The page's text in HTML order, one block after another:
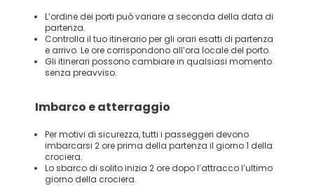
L’ordine dei porti può variare a seconda della data di
partenza.
Controlla il tuo itinerario per gli orari esatti di partenza
e arrivo. Le ore corrispondono all’ora locale del porto.
Gli itinerari possono cambiare in qualsiasi momento
senza preavviso.
Imbarco e atterraggio
Per motivi di sicurezza, tutti i passeggeri devono
imbarcarsi 2 ore prima della partenza il giorno 1 della
crociera.
Lo sbarco di solito inizia 2 ore dopo l’attracco l’ultimo
giorno della crociera.